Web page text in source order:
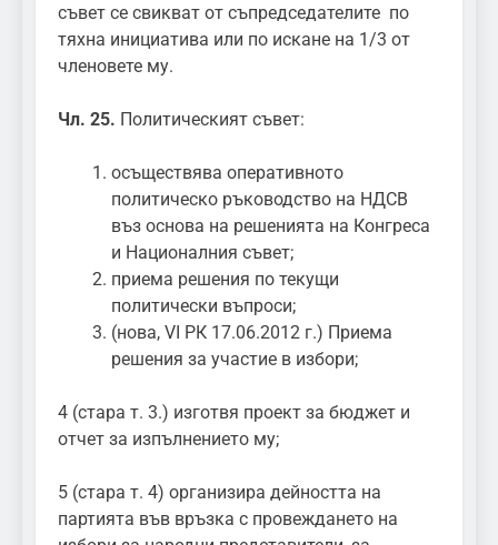
съвет се свикват от съпредседателите по
тяхна инициатива или по искане на 1/3 от
членовете му.
Чл. 25. Политическият съвет:
осъществява оперативното
политическо ръководство на НДСВ
въз основа на решенията на Конгреса
и Националния съвет;
приема решения по текущи
политически въпроси;
(нова, VI РК 17.06.2012 г.) Приема
решения за участие в избори;
4 (стара т. 3.) изготвя проект за бюджет и
отчет за изпълнението му;
5 (стара т. 4) организира дейността на
партията във връзка с провеждането на